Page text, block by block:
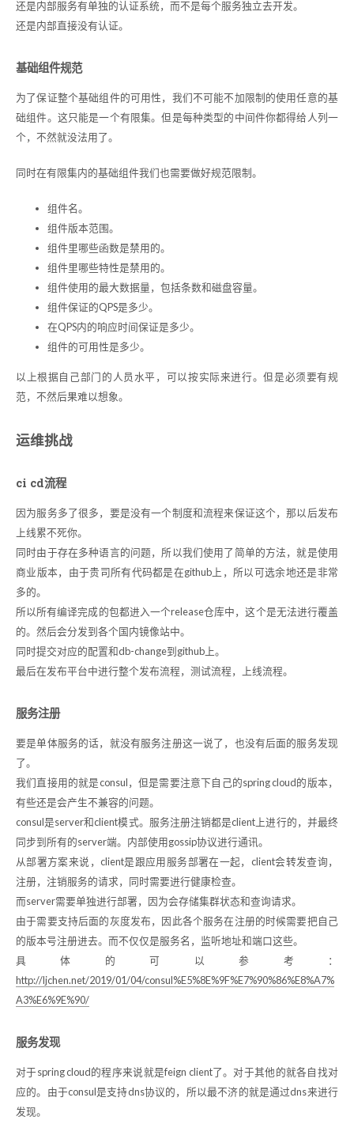
还是内部服务有单独的认证系统，而不是每个服务独立去开发。
还是内部直接没有认证。
基础组件规范
为了保证整个基础组件的可用性，我们不可能不加限制的使用任意的基
础组件。这只能是一个有限集。但是每种类型的中间件你都得给人列一
个，不然就没法用了。
同时在有限集内的基础组件我们也需要做好规范限制。
组件名。
组件版本范围。
组件里哪些函数是禁用的。
组件里哪些特性是禁用的。
组件使用的最大数据量，包括条数和磁盘容量。
组件保证的QPS是多少。
在QPS内的响应时间保证是多少。
组件的可用性是多少。
以上根据自己部门的人员水平，可以按实际来进行。但是必须要有规
范，不然后果难以想象。
运维挑战
ci cd流程
因为服务多了很多，要是没有一个制度和流程来保证这个，那以后发布
上线累不死你。
同时由于存在多种语言的问题，所以我们使用了简单的方法，就是使用
商业版本，由于贵司所有代码都是在github上，所以可选余地还是非常
多的。
所以所有编译完成的包都进入一个release仓库中，这个是无法进行覆盖
的。然后会分发到各个国内镜像站中。
同时提交对应的配置和db-change到github上。
最后在发布平台中进行整个发布流程，测试流程，上线流程。
服务注册
要是单体服务的话，就没有服务注册这一说了，也没有后面的服务发现
了。
我们直接用的就是consul，但是需要注意下自己的spring cloud的版本，
有些还是会产生不兼容的问题。
consul是server和client模式。服务注册注销都是client上进行的，并最终
同步到所有的server端。内部使用gossip协议进行通讯。
从部署方案来说，client是跟应用服务部署在一起，client会转发查询，
注册，注销服务的请求，同时需要进行健康检查。
而server需要单独进行部署，因为会存储集群状态和查询请求。
由于需要支持后面的灰度发布，因此各个服务在注册的时候需要把自己
的版本号注册进去。而不仅仅是服务名，监听地址和端口这些。
具体的可以参考：
http://ljchen.net/2019/01/04/consul%E5%8E%9F%E7%90%86%E8%A7%
A3%E6%9E%90/
服务发现
对于spring cloud的程序来说就是feign client了。对于其他的就各自找对
应的。由于consul是支持dns协议的，所以最不济的就是通过dns来进行
发现。